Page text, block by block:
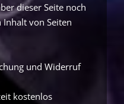
dieser Seite noch
von Seiten
und Widerruf
kostenlos